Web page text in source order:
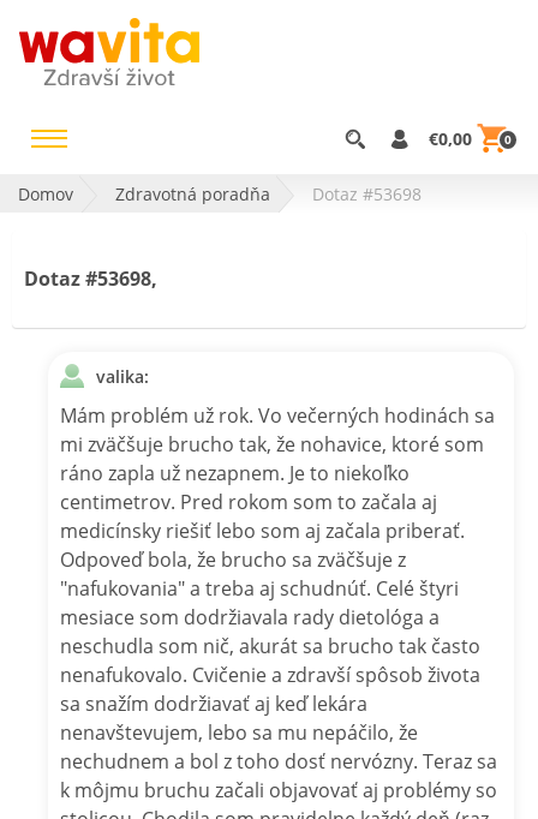
€0,00 0
Domov Zdravotná poradňa Dotaz #53698
Dotaz #53698,
valika:
Mám problém už rok. Vo večerných hodinách sa
mi zväčšuje brucho tak, že nohavice, ktoré som
ráno zapla už nezapnem. Je to niekoľko
centimetrov. Pred rokom som to začala aj
medicínsky riešiť lebo som aj začala priberať.
Odpoveď bola, že brucho sa zväčšuje z
"nafukovania" a treba aj schudnúť. Celé štyri
mesiace som dodržiavala rady dietológa a
neschudla som nič, akurát sa brucho tak často
nenafukovalo. Cvičenie a zdravší spôsob života
sa snažím dodržiavať aj keď lekára
nenavštevujem, lebo sa mu nepáčilo, že
nechudnem a bol z toho dosť nervózny. Teraz sa
k môjmu bruchu začali objavovať aj problémy so